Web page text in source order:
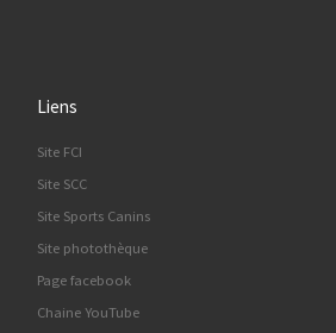
Liens
Site FCI
Site SCC
Site Sports Canins
Site photothèque
Page facebook
Chaine YouTube